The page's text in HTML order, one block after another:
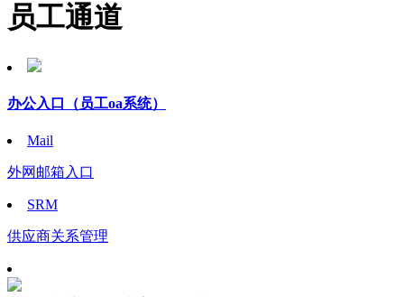
员工通道
办公入口 （员工oa系统）
Mail
外网邮箱入口
SRM
供应商关系管理